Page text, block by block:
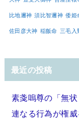
比地邇神 須比智邇神 倭姫
佐田彦大神 稲飯命 三毛入
最近の投稿
素戔嗚尊の「無
連なる行為が権